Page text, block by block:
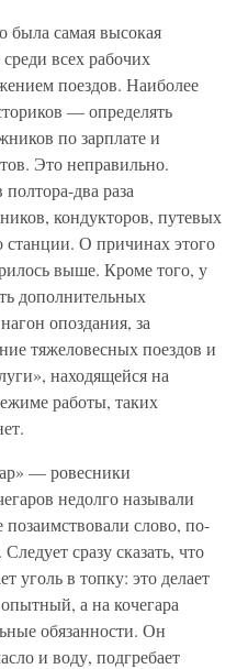
была самая высокая
всех рабочих
поездов. Наиболее
— определять
по зарплате и
Это неправильно.
два раза
кондукторов, путевых
О причинах этого
выше. Кроме того, у
дополнительных
опоздания, за
тяжеловесных поездов и
находящейся на
работы, таких
— ровесники
недолго называли
слово, по-
сразу сказать, что
уголь в топку: это делает
а на кочегара
обязанности. Он
и воду, подгребает